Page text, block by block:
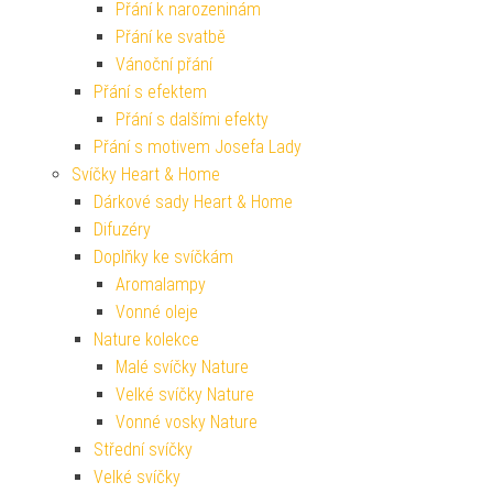
Přání k narozeninám
Přání ke svatbě
Vánoční přání
Přání s efektem
Přání s dalšími efekty
Přání s motivem Josefa Lady
Svíčky Heart & Home
Dárkové sady Heart & Home
Difuzéry
Doplňky ke svíčkám
Aromalampy
Vonné oleje
Nature kolekce
Malé svíčky Nature
Velké svíčky Nature
Vonné vosky Nature
Střední svíčky
Velké svíčky